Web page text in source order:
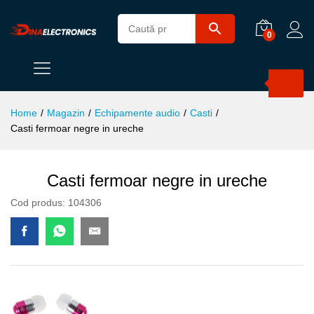
0
Home / Magazin / Echipamente audio / Casti /
Casti fermoar negre in ureche
Casti fermoar negre in ureche
Cod produs: 104306